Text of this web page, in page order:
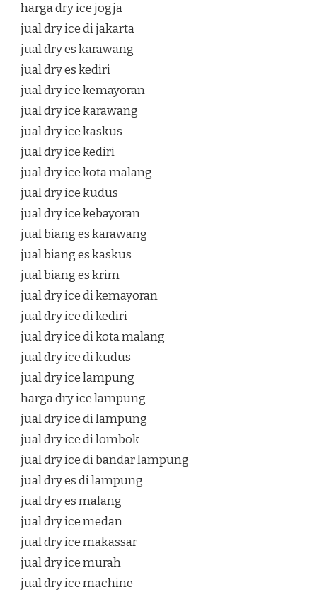
harga dry ice jogja
jual dry ice di jakarta
jual dry es karawang
jual dry es kediri
jual dry ice kemayoran
jual dry ice karawang
jual dry ice kaskus
jual dry ice kediri
jual dry ice kota malang
jual dry ice kudus
jual dry ice kebayoran
jual biang es karawang
jual biang es kaskus
jual biang es krim
jual dry ice di kemayoran
jual dry ice di kediri
jual dry ice di kota malang
jual dry ice di kudus
jual dry ice lampung
harga dry ice lampung
jual dry ice di lampung
jual dry ice di lombok
jual dry ice di bandar lampung
jual dry es di lampung
jual dry es malang
jual dry ice medan
jual dry ice makassar
jual dry ice murah
jual dry ice machine